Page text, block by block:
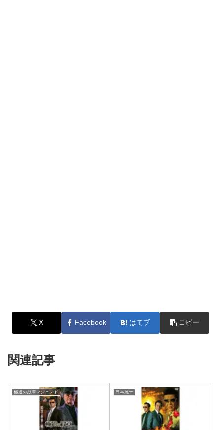
X Facebook はてブ コピー
関連記事
極道の紋章レジェンド 日本統一